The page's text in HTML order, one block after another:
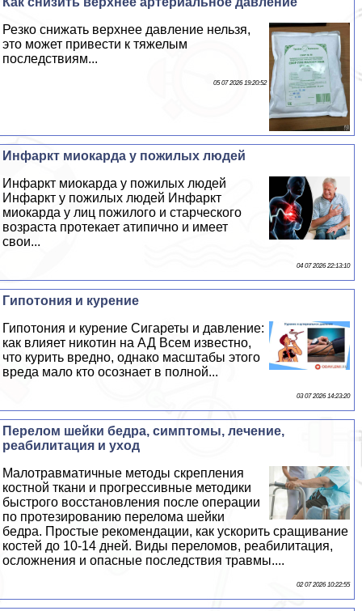
Резко снижать верхнее давление нельзя,
это может привести к тяжелым
последствиям...
05 07 2026 19:20:52
Инфаркт миокарда у пожилых людей
Инфаркт миокарда у пожилых людей
Инфаркт у пожилых людей Инфаркт
миокарда у лиц пожилого и старческого
возраста протекает атипично и имеет
свои...
04 07 2026 22:13:10
Гипотония и курение
Гипотония и курение Сигареты и давление:
как влияет никотин на АД Всем известно,
что курить вредно, однако масштабы этого
вреда мало кто осознает в полной...
03 07 2026 14:23:20
Перелом шейки бедра, симптомы, лечение,
реабилитация и уход
Малотравматичные методы скрепления
костной ткани и прогрессивные методики
быстрого восстановления после операции
по протезированию перелома шейки
бедра. Простые рекомендации, как ускорить сращивание
костей до 10-14 дней. Виды переломов, реабилитация,
осложнения и опасные последствия травмы....
02 07 2026 10:22:55